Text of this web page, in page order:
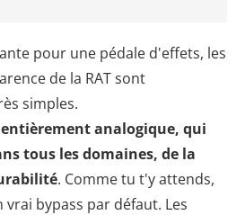
pour une pédale d'effets, les
de la RAT sont
simples.
analogique, qui
tous les domaines, de la
. Comme tu t'y attends,
vrai bypass par défaut. Les